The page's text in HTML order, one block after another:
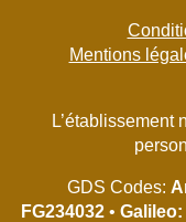
Mentions
L’établissement
GDS Codes:
FG234032 • Galileo: